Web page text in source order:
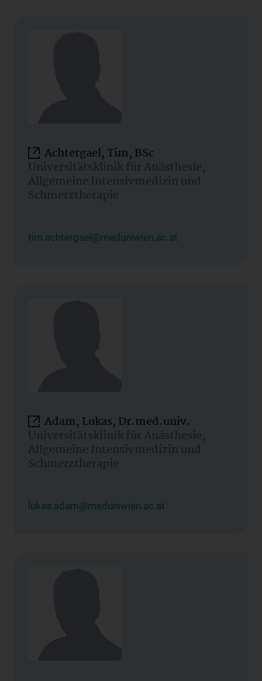
Achtergael, Tim, BSc
Universitätsklinik für Anästhesie,
Allgemeine Intensivmedizin und
Schmerztherapie
tim.achtergael@meduniwien.ac.at
Adam, Lukas, Dr.med.univ.
Universitätsklinik für Anästhesie,
Allgemeine Intensivmedizin und
Schmerztherapie
lukas.adam@meduniwien.ac.at